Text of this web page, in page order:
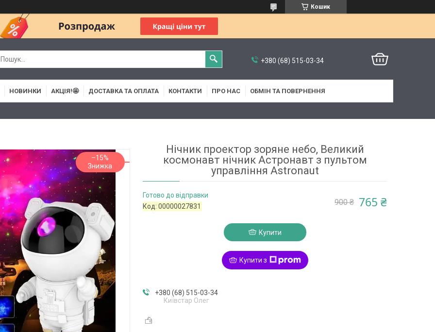
Кошик
+380 (68) 515-03-34
НОВИНКИ АКЦІЯ!🤩 ДОСТАВКА ТА ОПЛАТА КОНТАКТИ ПРО НАС ОБМІН ТА ПОВЕРНЕННЯ
–15%
Нічник проектор зоряне небо, Великий
космонавт нічник Астронавт з пультом
управління Astronaut
Готово до відправки
Код:00000027831 900 ₴ 765 ₴
Купити
Купити з
+380 (68) 515-03-34
Київстар Олег